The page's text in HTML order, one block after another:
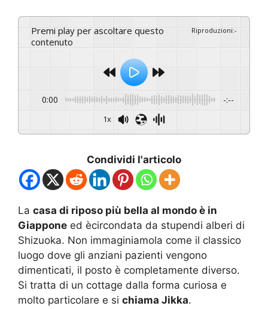
Premi play per ascoltare questo
contenuto
Riproduzioni:-
0:00 -:--
1x
Condividi l'articolo
La casa di riposo più bella al mondo è in
Giappone ed ècircondata da stupendi alberi di
Shizuoka. Non immaginiamola come il classico
luogo dove gli anziani pazienti vengono
dimenticati, il posto è completamente diverso.
Si tratta di un cottage dalla forma curiosa e
molto particolare e si chiama Jikka.